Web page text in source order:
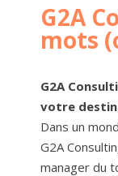
G2A
mots
G2A
votre
Dans un
G2A
manager du